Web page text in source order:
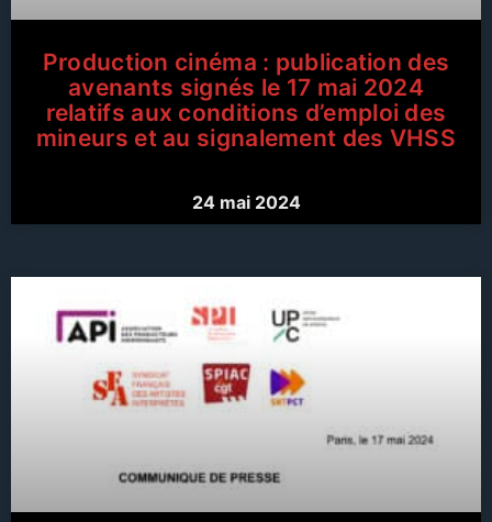
Production cinéma : publication des
avenants signés le 17 mai 2024
relatifs aux conditions d’emploi des
mineurs et au signalement des VHSS
24 mai 2024